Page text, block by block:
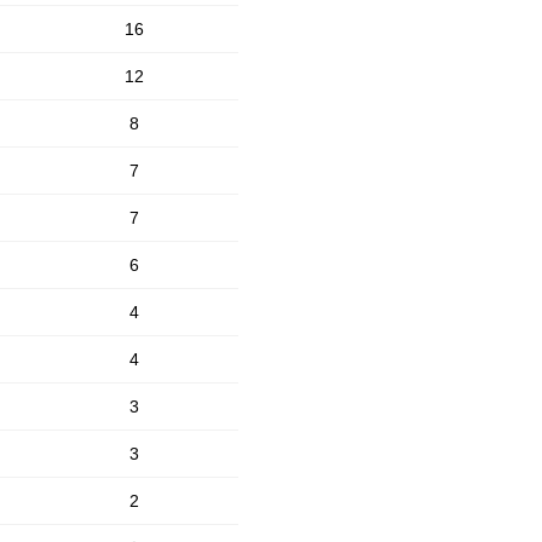
16
12
8
7
7
6
4
4
3
3
2